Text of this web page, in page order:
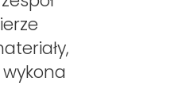
wykona